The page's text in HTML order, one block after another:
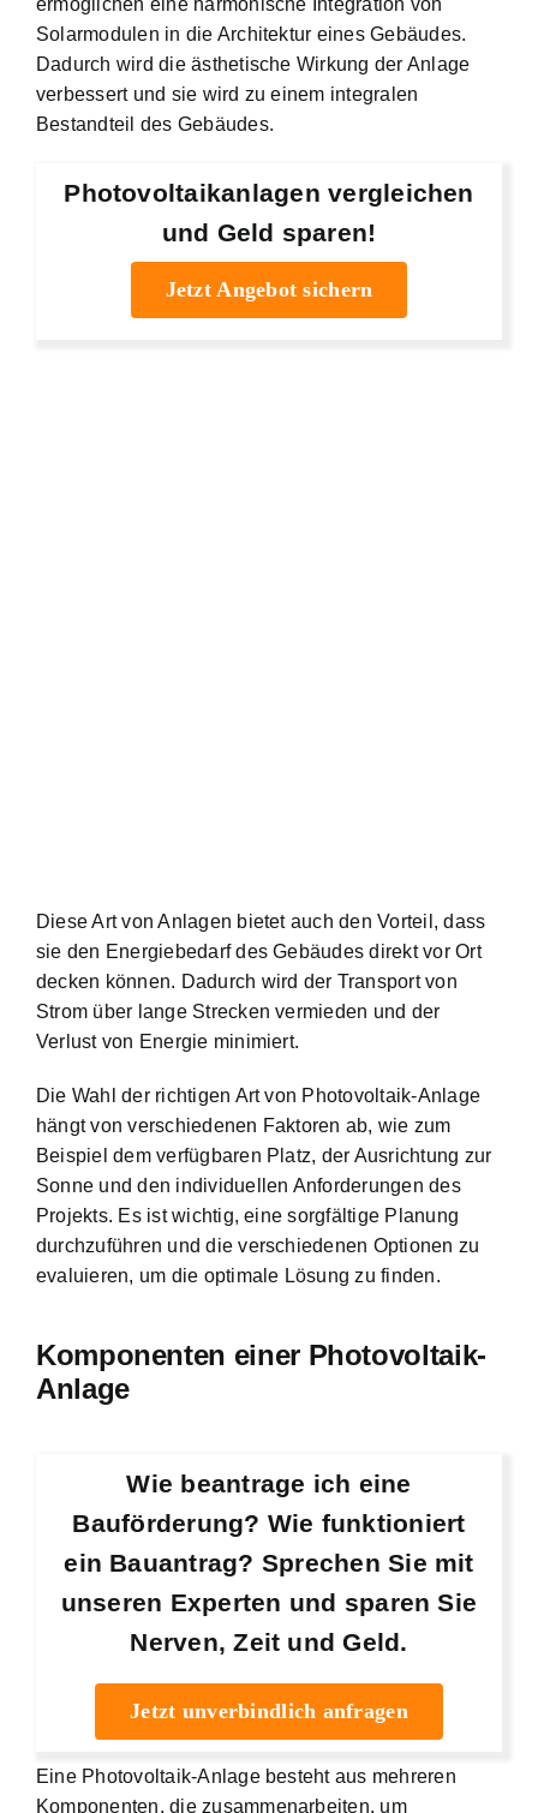
ermöglichen eine harmonische Integration von
Solarmodulen in die Architektur eines Gebäudes.
Dadurch wird die ästhetische Wirkung der Anlage
verbessert und sie wird zu einem integralen
Bestandteil des Gebäudes.
Photovoltaikanlagen vergleichen
und Geld sparen!
Jetzt Angebot sichern
Diese Art von Anlagen bietet auch den Vorteil, dass
sie den Energiebedarf des Gebäudes direkt vor Ort
decken können. Dadurch wird der Transport von
Strom über lange Strecken vermieden und der
Verlust von Energie minimiert.
Die Wahl der richtigen Art von Photovoltaik-Anlage
hängt von verschiedenen Faktoren ab, wie zum
Beispiel dem verfügbaren Platz, der Ausrichtung zur
Sonne und den individuellen Anforderungen des
Projekts. Es ist wichtig, eine sorgfältige Planung
durchzuführen und die verschiedenen Optionen zu
evaluieren, um die optimale Lösung zu finden.
Komponenten einer Photovoltaik-
Anlage
Wie beantrage ich eine
Bauförderung? Wie funktioniert
ein Bauantrag? Sprechen Sie mit
unseren Experten und sparen Sie
Nerven, Zeit und Geld.
Jetzt unverbindlich anfragen
Eine Photovoltaik-Anlage besteht aus mehreren
Komponenten, die zusammenarbeiten, um